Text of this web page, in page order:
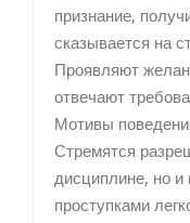
признание,
сказывается на
Проявляют
отвечают
Мотивы
Стремятся
дисциплине, но
проступками